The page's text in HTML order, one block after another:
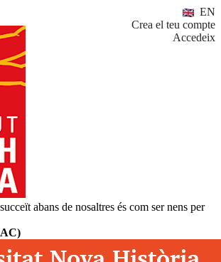
EN
Crea el teu compte
Accedeix
abans de nosaltres és com ser nens per